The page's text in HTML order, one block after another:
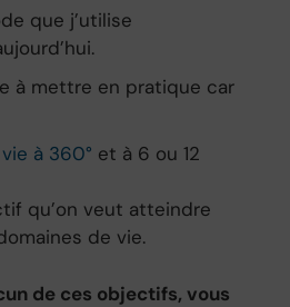
que j’utilise
à mettre en pratique car
à 360° et à 6 ou 12
qu’on veut atteindre
de vie.
de ces objectifs, vous